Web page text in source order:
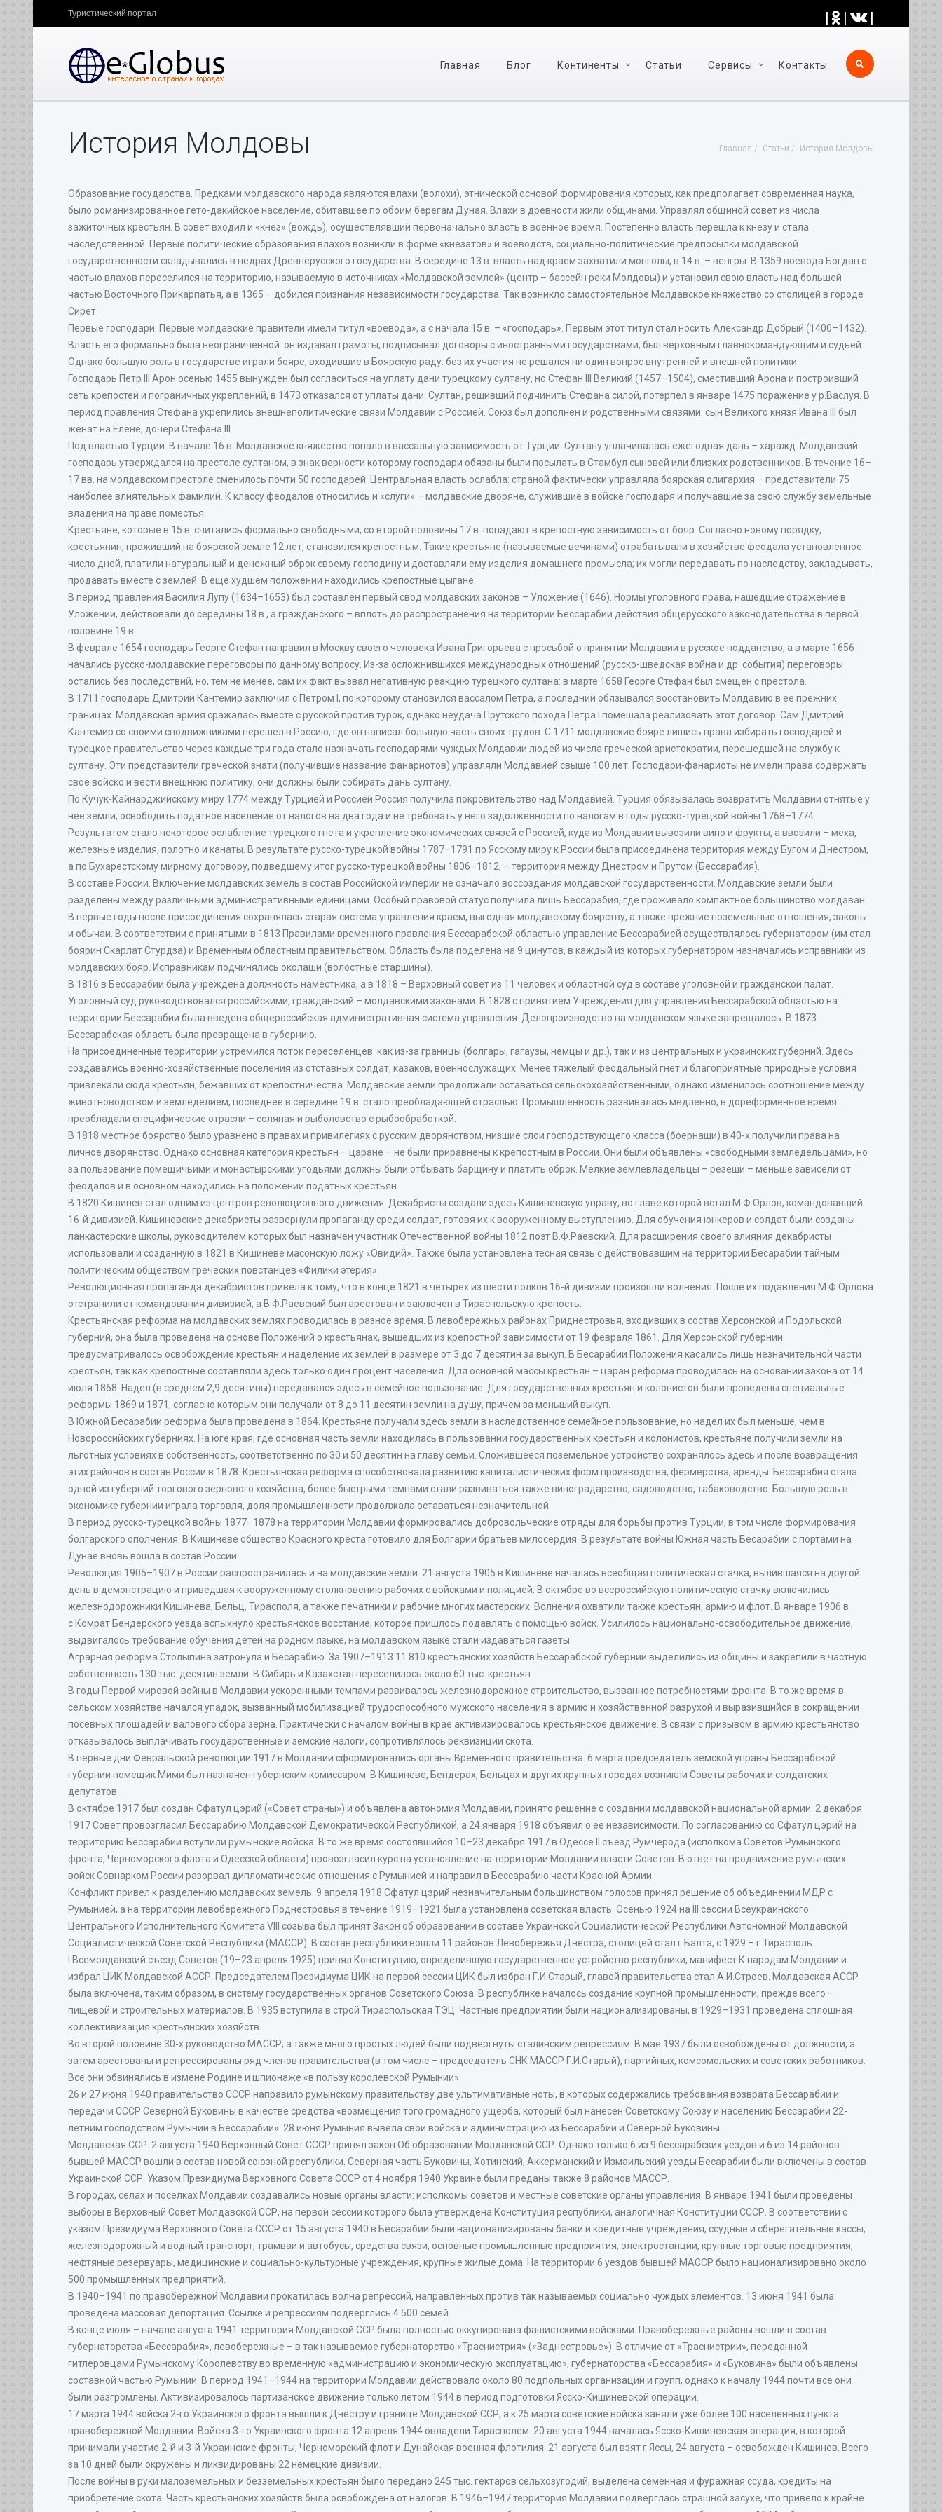
| | |
Туристический портал
Главная Блог Континенты Статьи Cервисы Контакты
Главная Статьи История Молдовы
История Молдовы
Образование государства. Предками молдавского народа являются влахи (волохи), этнической основой формирования которых, как предполагает современная наука,
было романизированное гето-дакийское население, обитавшее по обоим берегам Дуная. Влахи в древности жили общинами. Управлял общиной совет из числа
зажиточных крестьян. В совет входил и «кнез» (вождь), осуществлявший первоначально власть в военное время. Постепенно власть перешла к кнезу и стала
наследственной. Первые политические образования влахов возникли в форме «кнезатов» и воеводств, социально-политические предпосылки молдавской
государственности складывались в недрах Древнерусского государства. В середине 13 в. власть над краем захватили монголы, в 14 в. – венгры. В 1359 воевода Богдан с
частью влахов переселился на территорию, называемую в источниках «Молдавской землей» (центр – бассейн реки Молдовы) и установил свою власть над большей
частью Восточного Прикарпатья, а в 1365 – добился признания независимости государства. Так возникло самостоятельное Молдавское княжество со столицей в городе
Сирет.
Первые господари. Первые молдавские правители имели титул «воевода», а с начала 15 в. – «господарь». Первым этот титул стал носить Александр Добрый (1400–1432).
Власть его формально была неограниченной: он издавал грамоты, подписывал договоры с иностранными государствами, был верховным главнокомандующим и судьей.
Однако большую роль в государстве играли бояре, входившие в Боярскую раду: без их участия не решался ни один вопрос внутренней и внешней политики.
Господарь Петр III Арон осенью 1455 вынужден был согласиться на уплату дани турецкому султану, но Стефан III Великий (1457–1504), сместивший Арона и построивший
сеть крепостей и пограничных укреплений, в 1473 отказался от уплаты дани. Султан, решивший подчинить Стефана силой, потерпел в январе 1475 поражение у р.Васлуя. В
период правления Стефана укрепились внешнеполитические связи Молдавии с Россией. Союз был дополнен и родственными связями: сын Великого князя Ивана III был
женат на Елене, дочери Стефана III.
Под властью Турции. В начале 16 в. Молдавское княжество попало в вассальную зависимость от Турции. Султану уплачивалась ежегодная дань – харажд. Молдавский
господарь утверждался на престоле султаном, в знак верности которому господари обязаны были посылать в Стамбул сыновей или близких родственников. В течение 16–
17 вв. на молдавском престоле сменилось почти 50 господарей. Центральная власть ослабла: страной фактически управляла боярская олигархия – представители 75
наиболее влиятельных фамилий. К классу феодалов относились и «слуги» – молдавские дворяне, служившие в войске господаря и получавшие за свою службу земельные
владения на праве поместья.
Крестьяне, которые в 15 в. считались формально свободными, со второй половины 17 в. попадают в крепостную зависимость от бояр. Согласно новому порядку,
крестьянин, проживший на боярской земле 12 лет, становился крепостным. Такие крестьяне (называемые вечинами) отрабатывали в хозяйстве феодала установленное
число дней, платили натуральный и денежный оброк своему господину и доставляли ему изделия домашнего промысла; их могли передавать по наследству, закладывать,
продавать вместе с землей. В еще худшем положении находились крепостные цыгане.
В период правления Василия Лупу (1634–1653) был составлен первый свод молдавских законов – Уложение (1646). Нормы уголовного права, нашедшие отражение в
Уложении, действовали до середины 18 в., а гражданского – вплоть до распространения на территории Бессарабии действия общерусского законодательства в первой
половине 19 в.
В феврале 1654 господарь Георге Стефан направил в Москву своего человека Ивана Григорьева с просьбой о принятии Молдавии в русское подданство, а в марте 1656
начались русско-молдавские переговоры по данному вопросу. Из-за осложнившихся международных отношений (русско-шведская война и др. события) переговоры
остались без последствий, но, тем не менее, сам их факт вызвал негативную реакцию турецкого султана: в марте 1658 Георге Стефан был смещен с престола.
В 1711 господарь Дмитрий Кантемир заключил с Петром I, по которому становился вассалом Петра, а последний обязывался восстановить Молдавию в ее прежних
границах. Молдавская армия сражалась вместе с русской против турок, однако неудача Прутского похода Петра I помешала реализовать этот договор. Сам Дмитрий
Кантемир со своими сподвижниками перешел в Россию, где он написал большую часть своих трудов. С 1711 молдавские бояре лишись права избирать господарей и
турецкое правительство через каждые три года стало назначать господарями чуждых Молдавии людей из числа греческой аристократии, перешедшей на службу к
султану. Эти представители греческой знати (получившие название фанариотов) управляли Молдавией свыше 100 лет. Господари-фанариоты не имели права содержать
свое войско и вести внешнюю политику, они должны были собирать дань султану.
По Кучук-Кайнарджийскому миру 1774 между Турцией и Россией Россия получила покровительство над Молдавией. Турция обязывалась возвратить Молдавии отнятые у
нее земли, освободить податное население от налогов на два года и не требовать у него задолженности по налогам в годы русско-турецкой войны 1768–1774.
Результатом стало некоторое ослабление турецкого гнета и укрепление экономических связей с Россией, куда из Молдавии вывозили вино и фрукты, а ввозили – меха,
железные изделия, полотно и канаты. В результате русско-турецкой войны 1787–1791 по Ясскому миру к России была присоединена территория между Бугом и Днестром,
а по Бухарестскому мирному договору, подведшему итог русско-турецкой войны 1806–1812, – территория между Днестром и Прутом (Бессарабия).
В составе России. Включение молдавских земель в состав Российской империи не означало воссоздания молдавской государственности. Молдавские земли были
разделены между различными административными единицами. Особый правовой статус получила лишь Бессарабия, где проживало компактное большинство молдаван.
В первые годы после присоединения сохранялась старая система управления краем, выгодная молдавскому боярству, а также прежние поземельные отношения, законы
и обычаи. В соответствии с принятыми в 1813 Правилами временного правления Бессарабской областью управление Бессарабией осуществлялось губернатором (им стал
боярин Скарлат Стурдза) и Временным областным правительством. Область была поделена на 9 цинутов, в каждый из которых губернатором назначались исправники из
молдавских бояр. Исправникам подчинялись околаши (волостные старшины).
В 1816 в Бессарабии была учреждена должность наместника, а в 1818 – Верховный совет из 11 человек и областной суд в составе уголовной и гражданской палат.
Уголовный суд руководствовался российскими, гражданский – молдавскими законами. В 1828 с принятием Учреждения для управления Бессарабской областью на
территории Бессарабии была введена общероссийская административная система управления. Делопроизводство на молдавском языке запрещалось. В 1873
Бессарабская область была превращена в губернию.
На присоединенные территории устремился поток переселенцев: как из-за границы (болгары, гагаузы, немцы и др.), так и из центральных и украинских губерний. Здесь
создавались военно-хозяйственные поселения из отставных солдат, казаков, военнослужащих. Менее тяжелый феодальный гнет и благоприятные природные условия
привлекали сюда крестьян, бежавших от крепостничества. Молдавские земли продолжали оставаться сельскохозяйственными, однако изменилось соотношение между
животноводством и земледелием, последнее в середине 19 в. стало преобладающей отраслью. Промышленность развивалась медленно, в дореформенное время
преобладали специфические отрасли – соляная и рыболовство с рыбообработкой.
В 1818 местное боярство было уравнено в правах и привилегиях с русским дворянством, низшие слои господствующего класса (боернаши) в 40-х получили права на
личное дворянство. Однако основная категория крестьян – царане – не были приравнены к крепостным в России. Они были объявлены «свободными земледельцами», но
за пользование помещичьими и монастырскими угодьями должны были отбывать барщину и платить оброк. Мелкие землевладельцы – резеши – меньше зависели от
феодалов и в основном находились на положении податных крестьян.
В 1820 Кишинев стал одним из центров революционного движения. Декабристы создали здесь Кишиневскую управу, во главе которой встал М.Ф.Орлов, командовавший
16-й дивизией. Кишиневские декабристы развернули пропаганду среди солдат, готовя их к вооруженному выступлению. Для обучения юнкеров и солдат были созданы
ланкастерские школы, руководителем которых был назначен участник Отечественной войны 1812 поэт В.Ф.Раевский. Для расширения своего влияния декабристы
использовали и созданную в 1821 в Кишиневе масонскую ложу «Овидий». Также была установлена тесная связь с действовавшим на территории Бесарабии тайным
политическим обществом греческих повстанцев «Филики этерия».
Революционная пропаганда декабристов привела к тому, что в конце 1821 в четырех из шести полков 16-й дивизии произошли волнения. После их подавления М.Ф.Орлова
отстранили от командования дивизией, а В.Ф.Раевский был арестован и заключен в Тираспольскую крепость.
Крестьянская реформа на молдавских землях проводилась в разное время. В левобережных районах Приднестровья, входивших в состав Херсонской и Подольской
губерний, она была проведена на основе Положений о крестьянах, вышедших из крепостной зависимости от 19 февраля 1861. Для Херсонской губернии
предусматривалось освобождение крестьян и наделение их землей в размере от 3 до 7 десятин за выкуп. В Бесарабии Положения касались лишь незначительной части
крестьян, так как крепостные составляли здесь только один процент населения. Для основной массы крестьян – царан реформа проводилась на основании закона от 14
июля 1868. Надел (в среднем 2,9 десятины) передавался здесь в семейное пользование. Для государственных крестьян и колонистов были проведены специальные
реформы 1869 и 1871, согласно которым они получали от 8 до 11 десятин земли на душу, причем за меньший выкуп.
В Южной Бесарабии реформа была проведена в 1864. Крестьяне получали здесь земли в наследственное семейное пользование, но надел их был меньше, чем в
Новороссийских губерниях. На юге края, где основная часть земли находилась в пользовании государственных крестьян и колонистов, крестьяне получили земли на
льготных условиях в собственность, соответственно по 30 и 50 десятин на главу семьи. Сложившееся поземельное устройство сохранялось здесь и после возвращения
этих районов в состав России в 1878. Крестьянская реформа способствовала развитию капиталистических форм производства, фермерства, аренды. Бессарабия стала
одной из губерний торгового зернового хозяйства, более быстрыми темпами стали развиваться также виноградарство, садоводство, табаководство. Большую роль в
экономике губернии играла торговля, доля промышленности продолжала оставаться незначительной.
В период русско-турецкой войны 1877–1878 на территории Молдавии формировались добровольческие отряды для борьбы против Турции, в том числе формирования
болгарского ополчения. В Кишиневе общество Красного креста готовило для Болгарии братьев милосердия. В результате войны Южная часть Бесарабии с портами на
Дунае вновь вошла в состав России.
Революция 1905–1907 в России распространилась и на молдавские земли. 21 августа 1905 в Кишиневе началась всеобщая политическая стачка, вылившаяся на другой
день в демонстрацию и приведшая к вооруженному столкновению рабочих с войсками и полицией. В октябре во всероссийскую политическую стачку включились
железнодорожники Кишинева, Бельц, Тирасполя, а также печатники и рабочие многих мастерских. Волнения охватили также крестьян, армию и флот. В январе 1906 в
с.Комрат Бендерского уезда вспыхнуло крестьянское восстание, которое пришлось подавлять с помощью войск. Усилилось национально-освободительное движение,
выдвигалось требование обучения детей на родном языке, на молдавском языке стали издаваться газеты.
Аграрная реформа Столыпина затронула и Бесарабию. За 1907–1913 11 810 крестьянских хозяйств Бессарабской губернии выделились из общины и закрепили в частную
собственность 130 тыс. десятин земли. В Сибирь и Казахстан переселилось около 60 тыс. крестьян.
В годы Первой мировой войны в Молдавии ускоренными темпами развивалось железнодорожное строительство, вызванное потребностями фронта. В то же время в
сельском хозяйстве начался упадок, вызванный мобилизацией трудоспособного мужского населения в армию и хозяйственной разрухой и выразившийся в сокращении
посевных площадей и валового сбора зерна. Практически с началом войны в крае активизировалось крестьянское движение. В связи с призывом в армию крестьянство
отказывалось выплачивать государственные и земские налоги, сопротивлялось реквизиции скота.
В первые дни Февральской революции 1917 в Молдавии сформировались органы Временного правительства. 6 марта председатель земской управы Бессарабской
губернии помещик Мими был назначен губернским комиссаром. В Кишиневе, Бендерах, Бельцах и других крупных городах возникли Советы рабочих и солдатских
депутатов.
В октябре 1917 был создан Сфатул цэрий («Совет страны») и объявлена автономия Молдавии, принято решение о создании молдавской национальной армии. 2 декабря
1917 Совет провозгласил Бессарабию Молдавской Демократической Республикой, а 24 января 1918 объявил о ее независимости. По согласованию со Сфатул цэрий на
территорию Бессарабии вступили румынские войска. В то же время состоявшийся 10–23 декабря 1917 в Одессе II съезд Румчерода (исполкома Советов Румынского
фронта, Черноморского флота и Одесской области) провозгласил курс на установление на территории Молдавии власти Советов. В ответ на продвижение румынских
войск Совнарком России разорвал дипломатические отношения с Румынией и направил в Бессарабию части Красной Армии.
Конфликт привел к разделению молдавских земель. 9 апреля 1918 Сфатул цэрий незначительным большинством голосов принял решение об объединении МДР с
Румынией, а на территории левобережного Поднестровья в течение 1919–1921 была установлена советская власть. Осенью 1924 на III сессии Всеукраинского
Центрального Исполнительного Комитета VIII созыва был принят Закон об образовании в составе Украинской Социалистической Республики Автономной Молдавской
Социалистической Советской Республики (МАССР). В состав республики вошли 11 районов Левобережья Днестра, столицей стал г.Балта, с 1929 – г.Тирасполь.
I Всемолдавский съезд Советов (19–23 апреля 1925) принял Конституцию, определившую государственное устройство республики, манифест К народам Молдавии и
избрал ЦИК Молдавской АССР. Председателем Президиума ЦИК на первой сессии ЦИК был избран Г.И.Старый, главой правительства стал А.И.Строев. Молдавская АССР
была включена, таким образом, в систему государственных органов Советского Союза. В республике началось создание крупной промышленности, прежде всего –
пищевой и строительных материалов. В 1935 вступила в строй Тираспольская ТЭЦ. Частные предприятии были национализированы, в 1929–1931 проведена сплошная
коллективизация крестьянских хозяйств.
Во второй половине 30-х руководство МАССР, а также много простых людей были подвергнуты сталинским репрессиям. В мае 1937 были освобождены от должности, а
затем арестованы и репрессированы ряд членов правительства (в том числе – председатель СНК МАССР Г.И.Старый), партийных, комсомольских и советских работников.
Все они обвинялись в измене Родине и шпионаже «в пользу королевской Румынии».
26 и 27 июня 1940 правительство СССР направило румынскому правительству две ультимативные ноты, в которых содержались требования возврата Бессарабии и
передачи СССР Северной Буковины в качестве средства «возмещения того громадного ущерба, который был нанесен Советскому Союзу и населению Бессарабии 22-
летним господством Румынии в Бессарабии». 28 июня Румыния вывела свои войска и администрацию из Бессарабии и Северной Буковины.
Молдавская ССР. 2 августа 1940 Верховный Совет СССР принял закон Об образовании Молдавской ССР. Однако только 6 из 9 бессарабских уездов и 6 из 14 районов
бывшей МАССР вошли в состав новой союзной республики. Северная часть Буковины, Хотинский, Аккерманский и Измаильский уезды Бесарабии были включены в состав
Украинской ССР. Указом Президиума Верховного Совета СССР от 4 ноября 1940 Украине были преданы также 8 районов МАССР.
В городах, селах и поселках Молдавии создавались новые органы власти: исполкомы советов и местные советские органы управления. В январе 1941 были проведены
выборы в Верховный Совет Молдавской ССР, на первой сессии которого была утверждена Конституция республики, аналогичная Конституции СССР. В соответствии с
указом Президиума Верховного Совета СССР от 15 августа 1940 в Бесарабии были национализированы банки и кредитные учреждения, ссудные и сберегательные кассы,
железнодорожный и водный транспорт, трамваи и автобусы, средства связи, основные промышленные предприятия, электростанции, крупные торговые предприятия,
нефтяные резервуары, медицинские и социально-культурные учреждения, крупные жилые дома. На территории 6 уездов бывшей МАССР было национализировано около
500 промышленных предприятий.
В 1940–1941 по правобережной Молдавии прокатилась волна репрессий, направленных против так называемых социально чуждых элементов. 13 июня 1941 была
проведена массовая депортация. Ссылке и репрессиям подверглись 4 500 семей.
В конце июля – начале августа 1941 территория Молдавской ССР была полностью оккупирована фашистскими войсками. Правобережные районы вошли в состав
губернаторства «Бессарабия», левобережные – в так называемое губернаторство «Траснистрия» («Заднестровье»). В отличие от «Траснистрии», переданной
гитлеровцами Румынскому Королевству во временную «администрацию и экономическую эксплуатацию», губернаторства «Бессарабия» и «Буковина» были объявлены
составной частью Румынии. В период 1941–1944 на территории Молдавии действовало около 80 подпольных организаций и групп, однако к началу 1944 почти все они
были разгромлены. Активизировалось партизанское движение только летом 1944 в период подготовки Ясско-Кишиневской операции.
17 марта 1944 войска 2-го Украинского фронта вышли к Днестру и границе Молдавской ССР, а к 25 марта советские войска заняли уже более 100 населенных пункта
правобережной Молдавии. Войска 3-го Украинского фронта 12 апреля 1944 овладели Тирасполем. 20 августа 1944 началась Ясско-Кишиневская операция, в которой
принимали участие 2-й и 3-й Украинские фронты, Черноморский флот и Дунайская военная флотилия. 21 августа был взят г.Яссы, 24 августа – освобожден Кишинев. Всего
за 10 дней были окружены и ликвидированы 22 немецкие дивизии.
После войны в руки малоземельных и безземельных крестьян было передано 245 тыс. гектаров сельхозугодий, выделена семенная и фуражная ссуда, кредиты на
приобретение скота. Часть крестьянских хозяйств была освобождена от налогов. В 1946–1947 территория Молдавии подверглась страшной засухе, что привело к крайне